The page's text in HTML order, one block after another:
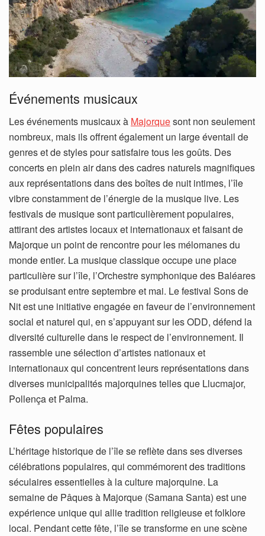
Événements musicaux
Les événements musicaux à Majorquesont non seulement
nombreux, mais ils offrent également un large éventail de
genres et de styles pour satisfaire tous les goûts. Des
concerts en plein air dans des cadres naturels magnifiques
aux représentations dans des boîtes de nuit intimes, l’île
vibre constamment de l’énergie de la musique live. Les
festivals de musique sont particulièrement populaires,
attirant des artistes locaux et internationaux et faisant de
Majorque un point de rencontre pour les mélomanes du
monde entier. La musique classique occupe une place
particulière sur l’île, l’Orchestre symphonique des Baléares
se produisant entre septembre et mai. Le festival Sons de
Nit est une initiative engagée en faveur de l’environnement
social et naturel qui, en s’appuyant sur les ODD, défend la
diversité culturelle dans le respect de l’environnement. Il
rassemble une sélection d’artistes nationaux et
internationaux qui concentrent leurs représentations dans
diverses municipalités majorquines telles que Llucmajor,
Pollença et Palma.
Fêtes populaires
L’héritage historique de l’île se reflète dans ses diverses
célébrations populaires, qui commémorent des traditions
séculaires essentielles à la culture majorquine. La
semaine de Pâques à Majorque (Samana Santa) est une
expérience unique qui allie tradition religieuse et folklore
local. Pendant cette fête, l’île se transforme en une scène